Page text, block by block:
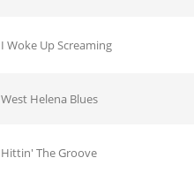
I Woke Up Screaming
West Helena Blues
Hittin' The Groove